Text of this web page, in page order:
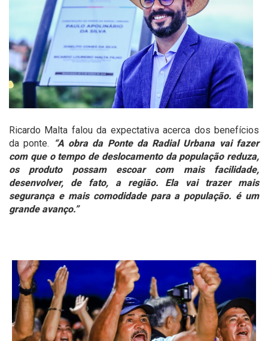
Ricardo Malta falou da expectativa acerca dos benefícios
da ponte.
“A obra da Ponte da Radial Urbana vai fazer
com que o tempo de deslocamento da população reduza,
os produto possam escoar com mais facilidade,
desenvolver, de fato, a região. Ela vai trazer mais
segurança e mais comodidade para a população. é um
grande avanço.”